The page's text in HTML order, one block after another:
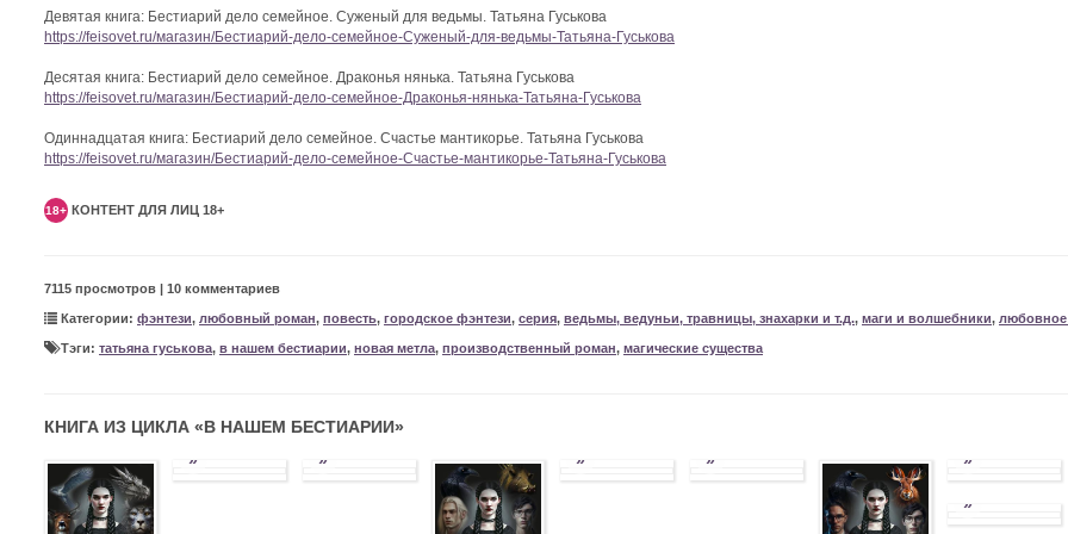
Девятая книга: Бестиарий дело семейное. Суженый для ведьмы. Татьяна Гуськова
https://feisovet.ru/магазин/Бестиарий-дело-семейное-Суженый-для-ведьмы-Татьяна-Гуськова
Десятая книга: Бестиарий дело семейное. Драконья нянька. Татьяна Гуськова
https://feisovet.ru/магазин/Бестиарий-дело-семейное-Драконья-нянька-Татьяна-Гуськова
Одиннадцатая книга: Бестиарий дело семейное. Счастье мантикорье. Татьяна Гуськова
https://feisovet.ru/магазин/Бестиарий-дело-семейное-Счастье-мантикорье-Татьяна-Гуськова
18+ КОНТЕНТ ДЛЯ ЛИЦ 18+
7115 просмотров | 10 комментариев
Категории: фэнтези, любовный роман, повесть, городское фэнтези, серия, ведьмы, ведуньи, травницы, знахарки и т.д., маги и волшебники, любовное
Тэги: татьяна гуськова, в нашем бестиарии, новая метла, производственный роман, магические существа
КНИГА ИЗ ЦИКЛА «В НАШЕМ БЕСТИАРИИ»
»
» » » »
»